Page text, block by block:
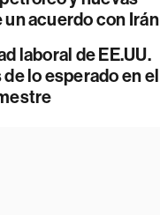
un acuerdo con Irán
laboral de EE.UU.
lo esperado en el